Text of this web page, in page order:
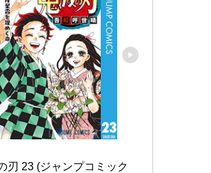
刃 23 (ジャンプコミック